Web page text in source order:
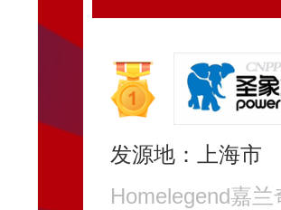
发源地：上海市
Homelegend嘉